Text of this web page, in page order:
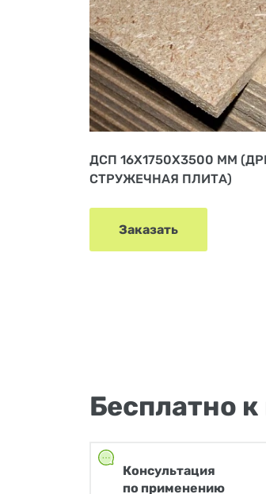
ДСП 16Х1750Х3500 ММ
СТРУЖЕЧНАЯ ПЛИТА)
Заказать
Бесплатно
Консультация
по применению